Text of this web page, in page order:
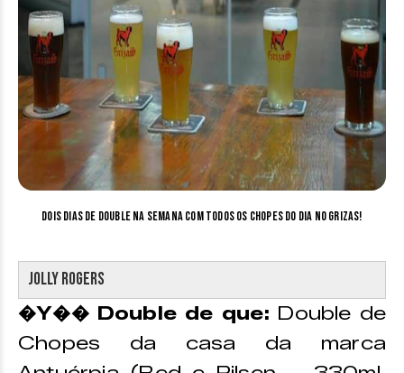
Dois dias de double na semana com todos os chopes do dia no Grizas!
Jolly Rogers
�Y�� Double de que: Double de
Chopes da casa da marca